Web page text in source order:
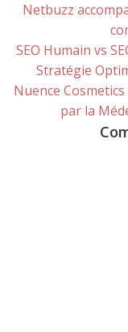
Netbuzz
SEO Humain vs
Stratégie
Nuence
par la